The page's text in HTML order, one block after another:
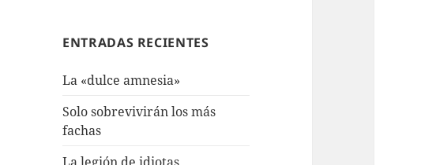
ENTRADAS RECIENTES
La «dulce amnesia»
Solo sobrevivirán los más
fachas